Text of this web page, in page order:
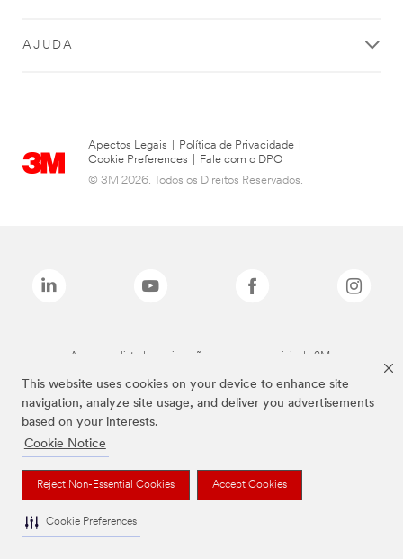
This website uses cookies on your device to enhance site
navigation, analyze site usage, and deliver you advertisements
based on your interests.
Cookie Notice
Reject Non-Essential Cookies Accept Cookies
Cookie Preferences
AJUDA
Apectos Legais Política de Privacidade
Cookie Preferences
Fale com o DPO
© 3M 2026. Todos os Direitos Reservados.
As marcas listadas a cima são marcas comerciais da 3M.